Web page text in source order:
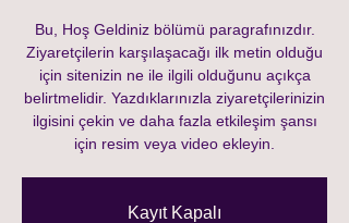
Bu, Hoş Geldiniz bölümü paragrafınızdır.
Ziyaretçilerin karşılaşacağı ilk metin olduğu
için sitenizin ne ile ilgili olduğunu açıkça
belirtmelidir. Yazdıklarınızla ziyaretçilerinizin
ilgisini çekin ve daha fazla etkileşim şansı
için resim veya video ekleyin.
Kayıt Kapalı